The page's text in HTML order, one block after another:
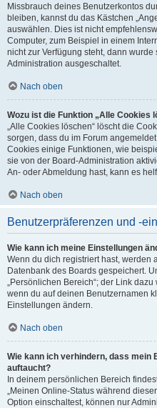
Missbrauch deines Benutzerkontos
bleiben, kannst du das Kästchen
auswählen. Dies ist nicht
Computer, zum Beispiel in einem
nicht zur Verfügung steht, dann
Administration ausgeschaltet.
Nach oben
Wozu ist die Funktion „Alle Cookies
„Alle Cookies löschen“ löscht die
sorgen, dass du im Forum
Cookies einige Funktionen, wie
sie von der Board-Administration
An- oder Abmeldung hast, kann es
Nach oben
Benutzerpräferenzen und -
Wie kann ich meine Einstellungen
Wenn du dich registriert hast, werden
Datenbank des Boards gespeichert.
„Persönlichen Bereich“; der Link
wenn du auf deinen Benutzernamen
Einstellungen ändern.
Nach oben
Wie kann ich verhindern, dass mein
auftaucht?
In deinem persönlichen Bereich
„Meinen Online-Status während
Option einschaltest, können nur